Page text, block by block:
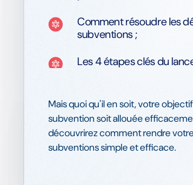
Comment résoudre les
subventions ;
Les 4 étapes clés du
Mais quoi qu'il en soit, votre
subvention soit allouée
découvrirez comment rendre
subventions simple et efficace.